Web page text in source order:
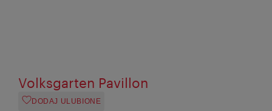
Volksgarten Pavillon
DODAJ ULUBIONE